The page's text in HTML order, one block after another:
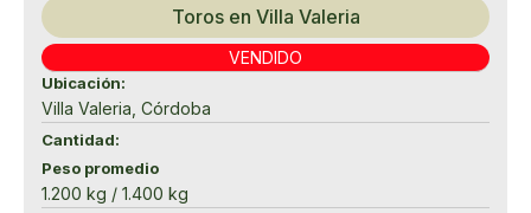
Toros en Villa Valeria
VENDIDO
Ubicación:
Villa Valeria, Córdoba
Cantidad:
Peso promedio
1.200 kg / 1.400 kg